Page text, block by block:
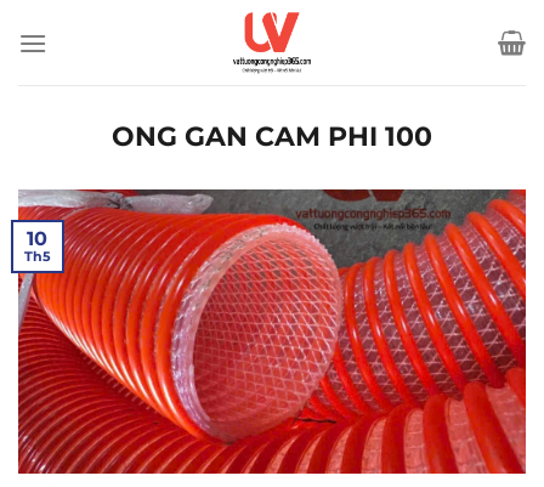
qua
ONG GAN CAM PHI 100
10
Th5